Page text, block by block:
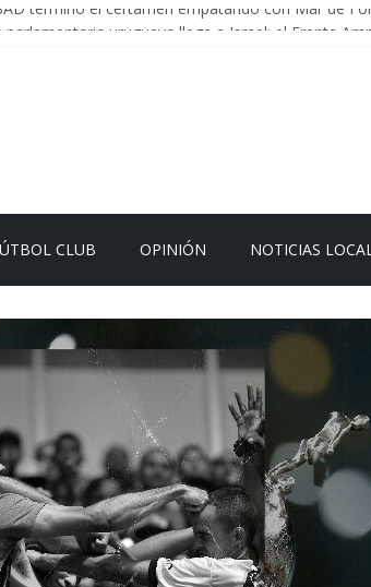
termino el certamen empatando con Mar de
CLUB OPINIÓN NOTICIAS